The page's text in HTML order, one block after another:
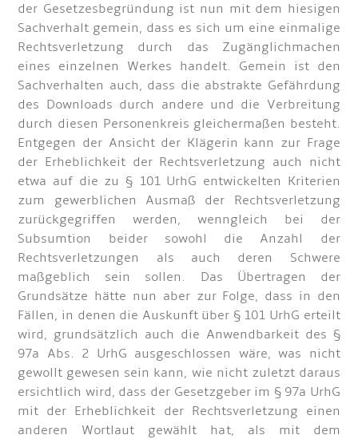
der Gesetzesbegründung ist nun mit dem hiesigen
Sachverhalt gemein, dass es sich um eine einmalige
Rechtsverletzung durch das Zugänglichmachen
eines einzelnen Werkes handelt. Gemein ist den
Sachverhalten auch, dass die abstrakte Gefährdung
des Downloads durch andere und die Verbreitung
durch diesen Personenkreis gleichermaßen besteht.
Entgegen der Ansicht der Klägerin kann zur Frage
der Erheblichkeit der Rechtsverletzung auch nicht
etwa auf die zu § 101 UrhG entwickelten Kriterien
zum gewerblichen Ausmaß der Rechtsverletzung
zurückgegriffen werden, wenngleich bei der
Subsumtion beider sowohl die Anzahl der
Rechtsverletzungen als auch deren Schwere
maßgeblich sein sollen. Das Übertragen der
Grundsätze hätte nun aber zur Folge, dass in den
Fällen, in denen die Auskunft über § 101 UrhG erteilt
wird, grundsätzlich auch die Anwendbarkeit des §
97a Abs. 2 UrhG ausgeschlossen wäre, was nicht
gewollt gewesen sein kann, wie nicht zuletzt daraus
ersichtlich wird, dass der Gesetzgeber im § 97a UrhG
mit der Erheblichkeit der Rechtsverletzung einen
anderen Wortlaut gewählt hat, als mit dem